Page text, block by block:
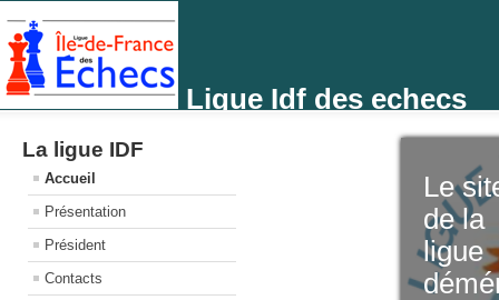
Ligue Idf des echecs
La ligue IDF
Accueil
Présentation
Président
Contacts
Le
de la
ligue